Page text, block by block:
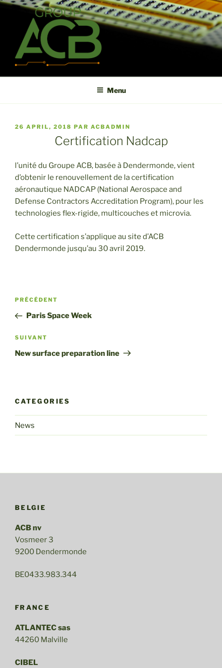
Aller
contenu
principal
ACB
Menu
PUBLIÉ
26 APRIL, 2018 PAR ACBADMIN
Certification Nadcap
l’unité du Groupe ACB, basée à Dendermonde, vient
d’obtenir le renouvellement de la certification
aéronautique NADCAP (National Aerospace and
Defense Contractors Accreditation Program), pour les
technologies flex-rigide, multicouches et microvia.
Cette certification s’applique au site d’ACB
Dendermonde jusqu’au 30 avril 2019.
Post
Article
précédent
PRÉCÉDENT
Paris Space Week
Article
suivant
SUIVANT
New surface preparation line
CATEGORIES
News
BELGIE
ACB nv
Vosmeer 3
9200 Dendermonde
BE0433.983.344
FRANCE
ATLANTEC sas
44260 Malville
CIBEL